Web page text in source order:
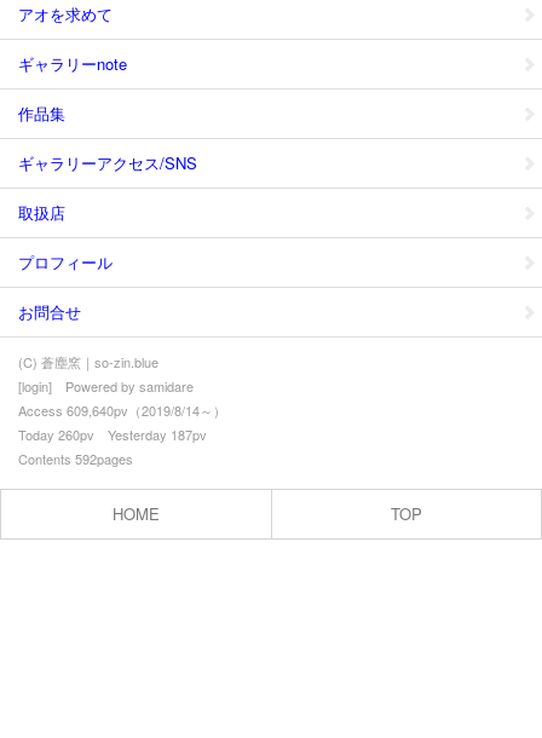
アオを求めて
ギャラリーnote
作品集
ギャラリーアクセス/SNS
取扱店
プロフィール
お問合せ
(C) 蒼塵窯｜so-zin.blue
[login] Powered by samidare
Access 609,640pv（2019/8/14～）
Today 260pv Yesterday 187pv
Contents 592pages
HOME TOP